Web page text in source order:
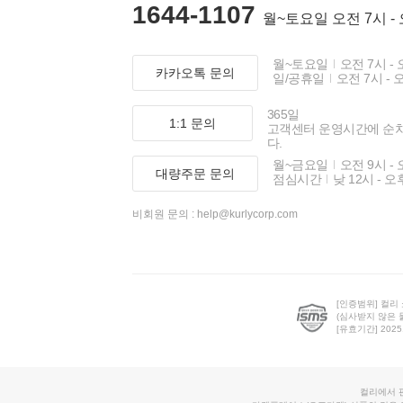
1644-1107 월~토요일 오전 7시 -
카카오톡 문의
월~토요일
오전 7시 -
일/공휴일
오전 7시 -
1:1 문의
365일
고객센터 운영시간에 순
다.
대량주문 문의
월~금요일
오전 9시 -
점심시간
낮 12시 - 오
비회원 문의 : help@kurlycorp.com
[인증범위] 컬리
(심사받지 않은
[유효기간]
컬리에서